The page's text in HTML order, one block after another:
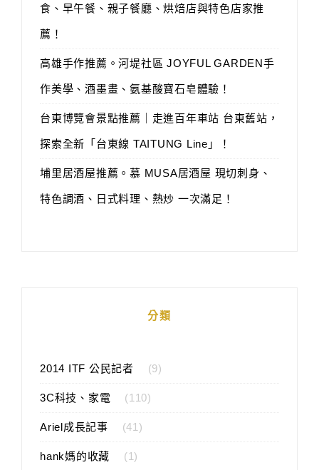
食、早午餐、親子餐廳、烘焙店與特色店家推
薦！
高雄手作推薦。河堤社區 JOYFUL GARDEN手
作美學、酒墨畫、氨基酸寶石皂體驗！
台東博覽會景點推薦｜走進百年車站 台東舊站，
探索全新「台東線 TAITUNG Line」！
埔里居酒屋推薦。慕 MUSA居酒屋 現切刺身、
特色調酒、日式料理、熱炒 一次滿足！
分類
2014 ITF 公民記者 (9)
3C科技、家電 (110)
Ariel成長記事 (41)
hank媽的收藏 (1)